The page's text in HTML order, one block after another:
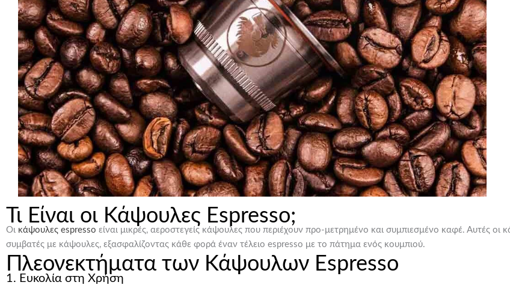
Τι Είναι οι Κάψουλες Espresso;
Οι κάψουλες espresso είναι μικρές, αεροστεγείς κάψουλες που περιέχουν προ-μετρημένο και συμπιεσμένο καφέ. Αυτές οι
συμβατές με κάψουλες, εξασφαλίζοντας κάθε φορά έναν τέλειο espresso με το πάτημα ενός κουμπιού.
Πλεονεκτήματα των Κάψουλων Espresso
1. Ευκολία στη Χρήση